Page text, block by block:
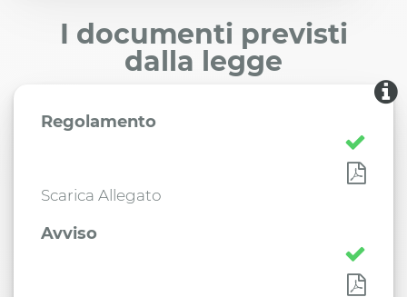
I documenti previsti
dalla legge
Regolamento
Scarica Allegato
Avviso